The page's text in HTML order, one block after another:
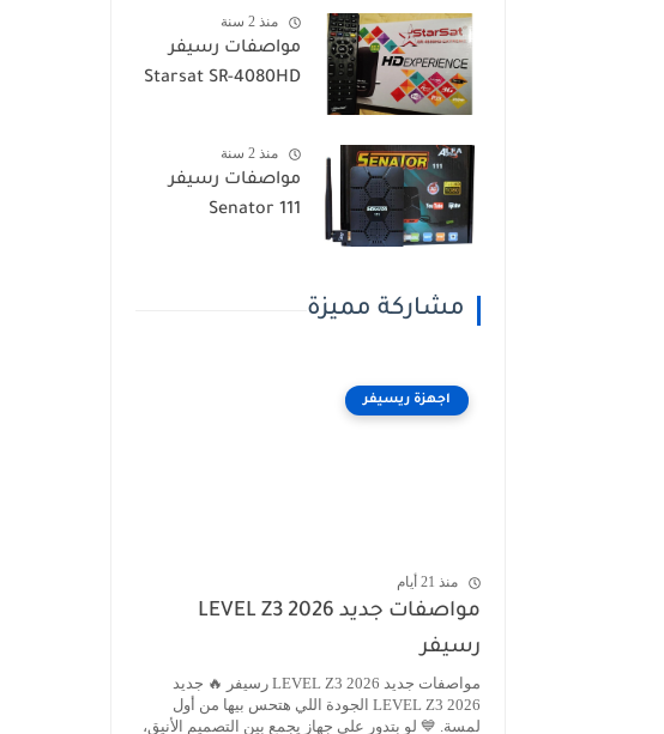
منذ 2 سنة
مواصفات رسيفر
Starsat SR-4080HD
منذ 2 سنة
مواصفات رسيفر
Senator 111
مشاركة مميزة
اجهزة ريسيفر
منذ 21 أيام
مواصفات جديد LEVEL Z3 2026
رسيفر
مواصفات جديد LEVEL Z3 2026 رسيفر 🔥 جديد
LEVEL Z3 2026 الجودة اللي هتحس بيها من أول
لمسة. 💙 لو بتدور على جهاز يجمع بين التصميم الأنيق،